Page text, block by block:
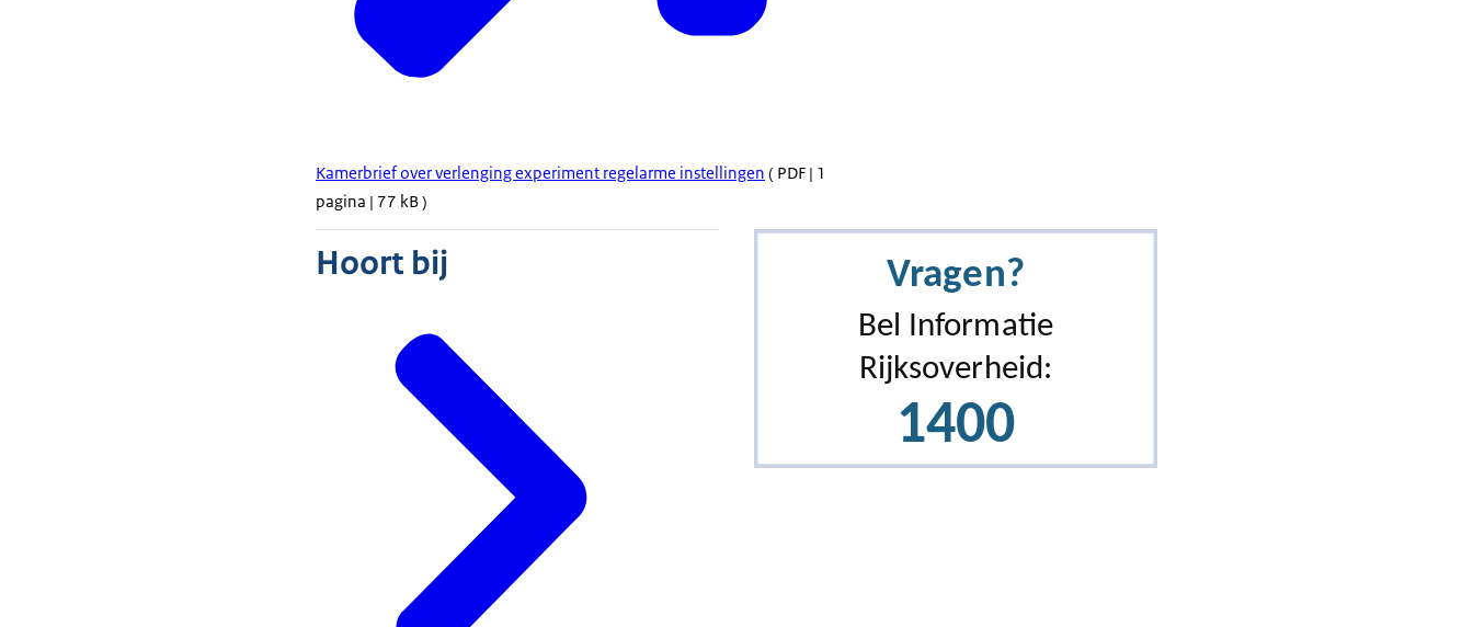
Kamerbrief over verlenging experiment regelarme instellingen ( PDF | 1
pagina | 77 kB )
Hoort bij